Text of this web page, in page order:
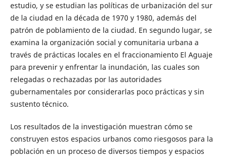
estudio, y se estudian las políticas de urbanización del sur
de la ciudad en la década de 1970 y 1980, además del
patrón de poblamiento de la ciudad. En segundo lugar, se
examina la organización social y comunitaria urbana a
través de prácticas locales en el fraccionamiento El Aguaje
para prevenir y enfrentar la inundación, las cuales son
relegadas o rechazadas por las autoridades
gubernamentales por considerarlas poco prácticas y sin
sustento técnico.
Los resultados de la investigación muestran cómo se
construyen estos espacios urbanos como riesgosos para la
población en un proceso de diversos tiempos y espacios